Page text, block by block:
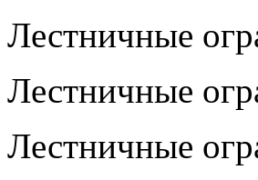
Лестничные
Лестничные
Лестничные